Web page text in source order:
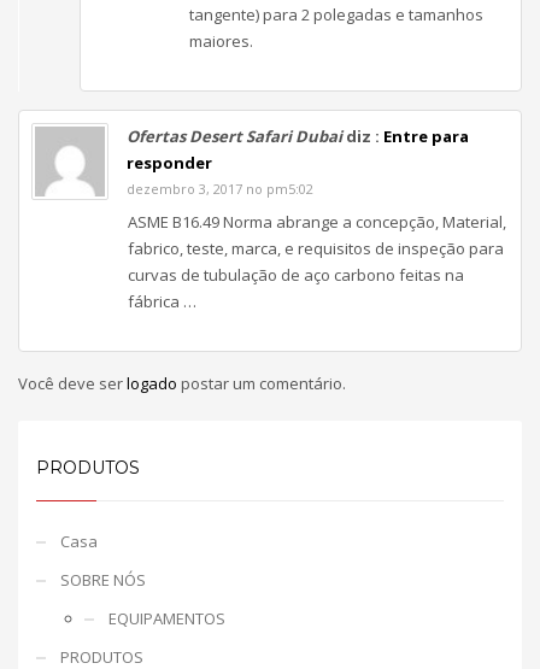
tangente) para 2 polegadas e tamanhos
maiores.
Ofertas Desert Safari Dubaidiz : Entre para
responder
dezembro 3, 2017 no pm5:02
ASME B16.49 Norma abrange a concepção, Material,
fabrico, teste, marca, e requisitos de inspeção para
curvas de tubulação de aço carbono feitas na
fábrica …
Você deve serlogado postar um comentário.
PRODUTOS
Casa
SOBRE NÓS
EQUIPAMENTOS
PRODUTOS